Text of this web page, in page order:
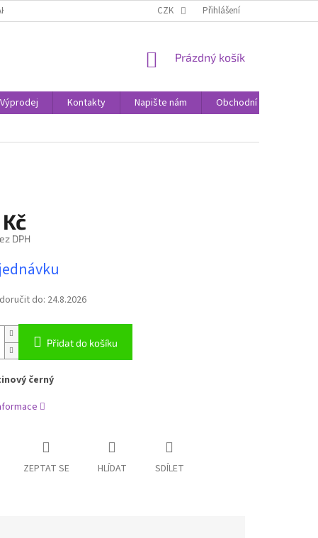
NAKUPOVAT CZK Přihlášení
NÁKUPNÍ
Prázdný košík
Výprodej Kontakty Napište nám
Obchodní podmínky
DPH
do: 24.8.2026
Přidat do košíku
černý
ZEPTAT SE HLÍDAT SDÍLET